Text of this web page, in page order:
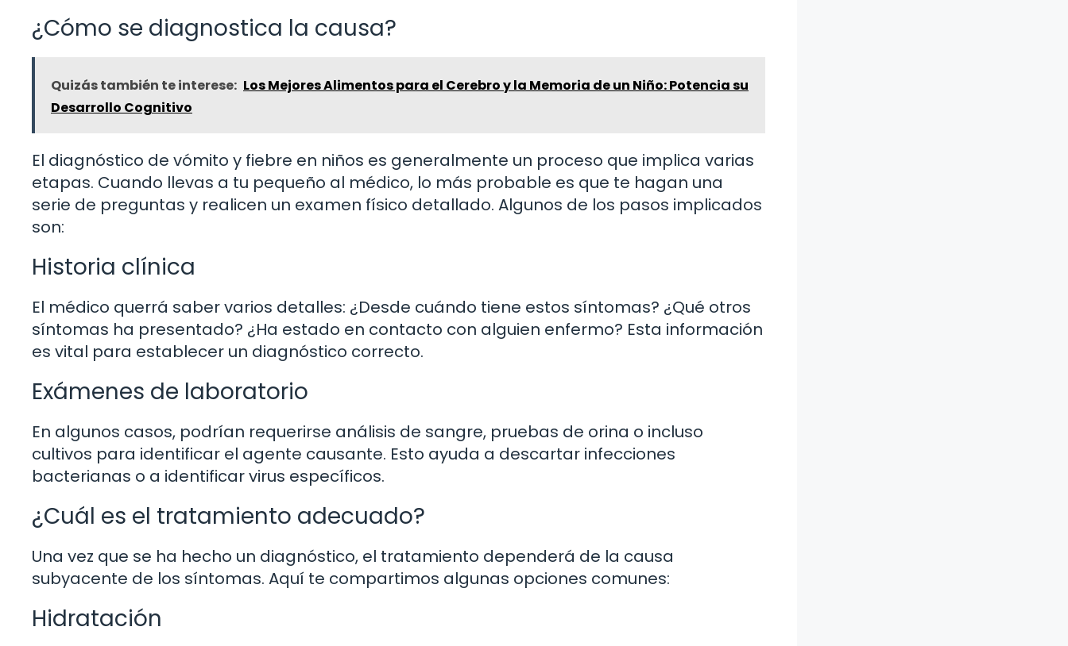
¿Cómo se diagnostica la causa?
Quizás también te interese: Los Mejores Alimentos para el Cerebro y la Memoria de un Niño: Potencia su
Desarrollo Cognitivo
El diagnóstico de vómito y fiebre en niños es generalmente un proceso que implica varias
etapas. Cuando llevas a tu pequeño al médico, lo más probable es que te hagan una
serie de preguntas y realicen un examen físico detallado. Algunos de los pasos implicados
son:
Historia clínica
El médico querrá saber varios detalles: ¿Desde cuándo tiene estos síntomas? ¿Qué otros
síntomas ha presentado? ¿Ha estado en contacto con alguien enfermo? Esta información
es vital para establecer un diagnóstico correcto.
Exámenes de laboratorio
En algunos casos, podrían requerirse análisis de sangre, pruebas de orina o incluso
cultivos para identificar el agente causante. Esto ayuda a descartar infecciones
bacterianas o a identificar virus específicos.
¿Cuál es el tratamiento adecuado?
Una vez que se ha hecho un diagnóstico, el tratamiento dependerá de la causa
subyacente de los síntomas. Aquí te compartimos algunas opciones comunes:
Hidratación